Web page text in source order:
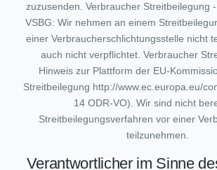
zuzusenden. Verbraucher Streitbeilegung
VSBG: Wir nehmen an einem
einer Verbraucherschlichtungsstelle nicht
auch nicht verpflichtet. Verbraucher
Hinweis zur Plattform der EU-
Streitbeilegung http://www.ec.europa.eu/
14 ODR-VO). Wir sind nicht
Streitbeilegungsverfahren vor einer
teilzunehmen.
Verantwortlicher im Sinne